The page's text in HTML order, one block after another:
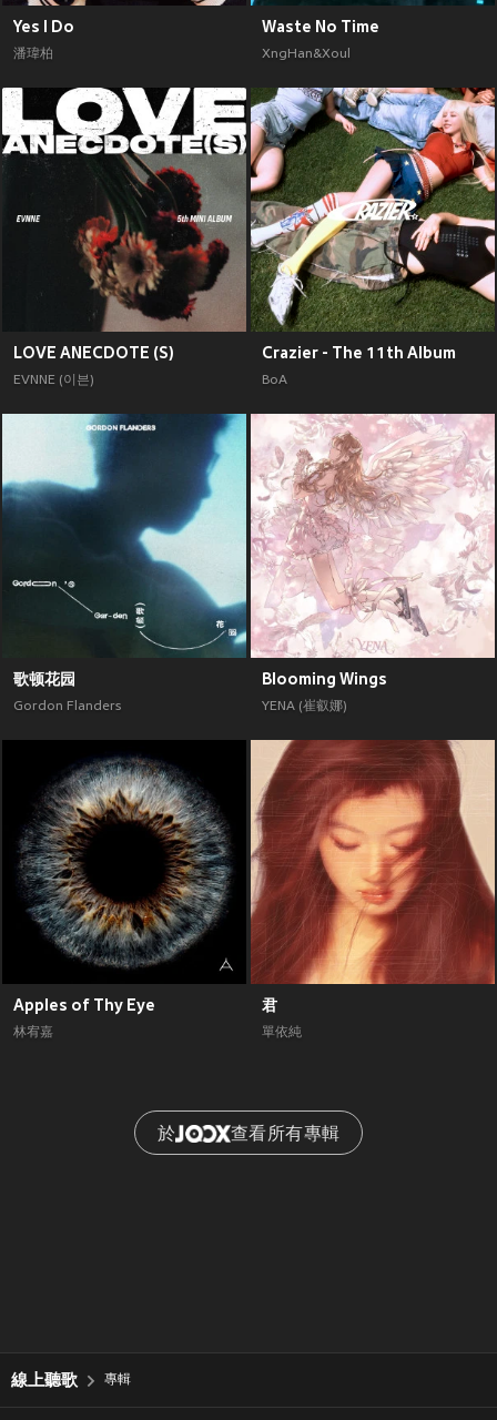
Yes I Do
潘瑋柏
Waste No Time
XngHan&Xoul
LOVE ANECDOTE (S)
EVNNE (이븐)
Crazier - The 11th Album
BoA
歌顿花园
Gordon Flanders
Blooming Wings
YENA (崔叡娜)
Apples of Thy Eye
林宥嘉
君
單依純
於 查看所有專輯
線上聽歌 專輯